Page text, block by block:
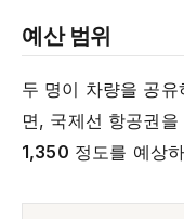
예산 범위
두 명이 차량을 공
면, 국제선 항공권
1,350 정도를 예상